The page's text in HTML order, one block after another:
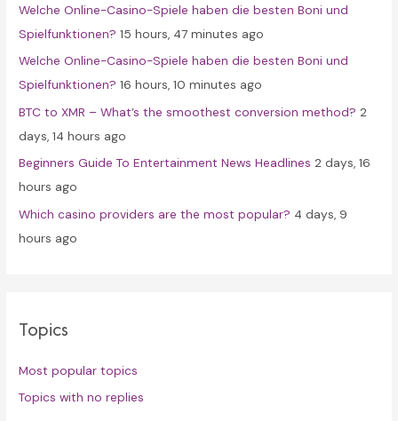
o
r
:
Welche Online-Casino-Spiele haben die besten Boni und
Spielfunktionen? 15 hours, 47 minutes ago
Welche Online-Casino-Spiele haben die besten Boni und
Spielfunktionen? 16 hours, 10 minutes ago
BTC to XMR – What’s the smoothest conversion method? 2
days, 14 hours ago
Beginners Guide To Entertainment News Headlines 2 days, 16
hours ago
Which casino providers are the most popular? 4 days, 9
hours ago
Topics
Most popular topics
Topics with no replies